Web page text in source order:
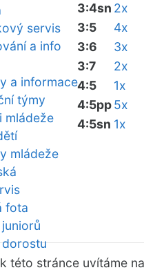
servis
a info
a informace
týmy
mládeže
mládeže
fota
3:4sn 2x
3:5
4x
3:6
3x
3:7
2x
4:5
1x
4:5pp5x
4:5sn 1x
této stránce uvítáme